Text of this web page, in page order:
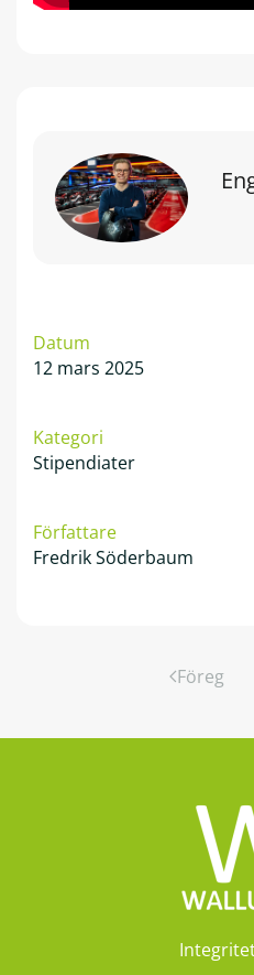
Datum
12 mars 2025
Kategori
Stipendiater
Författare
Fredrik Söderbaum
Föreg